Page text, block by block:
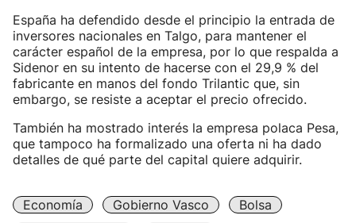
España ha defendido desde el principio la entrada de
inversores nacionales en Talgo, para mantener el
carácter español de la empresa, por lo que respalda a
Sidenor en su intento de hacerse con el 29,9 % del
fabricante en manos del fondo Trilantic que, sin
embargo, se resiste a aceptar el precio ofrecido.
También ha mostrado interés la empresa polaca Pesa,
que tampoco ha formalizado una oferta ni ha dado
detalles de qué parte del capital quiere adquirir.
Economía Gobierno Vasco
Bolsa